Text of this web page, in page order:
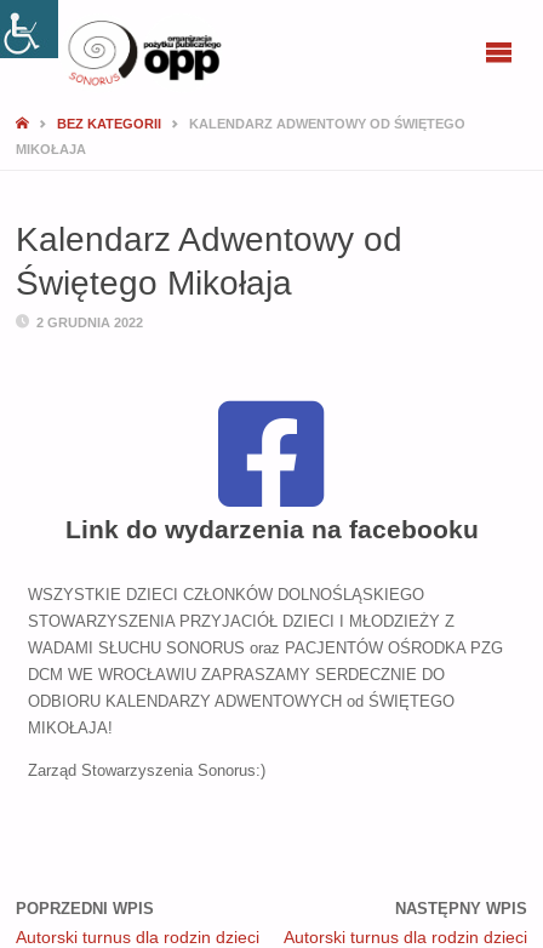
BEZ KATEGORII
KALENDARZ ADWENTOWY OD ŚWIĘTEGO
MIKOŁAJA
Kalendarz Adwentowy od
Świętego Mikołaja
2 GRUDNIA 2022
Link do wydarzenia na facebooku
WSZYSTKIE DZIECI CZŁONKÓW DOLNOŚLĄSKIEGO
STOWARZYSZENIA PRZYJACIÓŁ DZIECI I MŁODZIEŻY Z
WADAMI SŁUCHU SONORUS oraz PACJENTÓW OŚRODKA PZG
DCM WE WROCŁAWIU ZAPRASZAMY SERDECZNIE DO
ODBIORU KALENDARZY ADWENTOWYCH od ŚWIĘTEGO
MIKOŁAJA!
Zarząd Stowarzyszenia Sonorus:)
POPRZEDNI WPIS
Autorski turnus dla rodzin dzieci
NASTĘPNY WPIS
Autorski turnus dla rodzin dzieci